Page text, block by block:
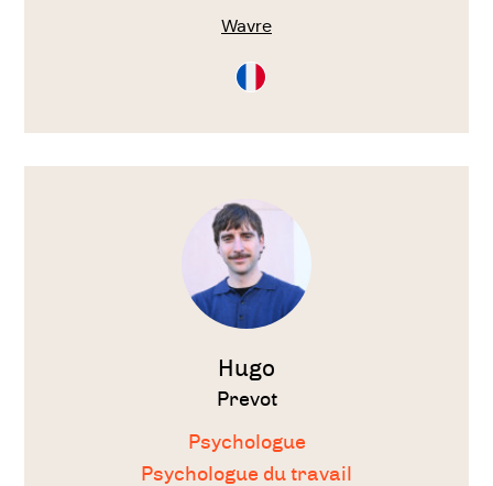
Wavre
Consultation
en
Voir
Hugo
Prevot
Psychologue
Psychologue du travail